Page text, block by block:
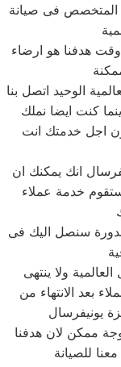
المتخصص فى صيانة
هدفنا هو ارضاء
الوحيد اتصل بنا
كنت ايضا نملك
اجل خدمتك انت
انك يمكنك ان
خدمة عملاء
سنصل اليك فى
ولا ينتهى
بعد الانتهاء من
يونيفرسال
ممكن لان هدفنا
للصيانة